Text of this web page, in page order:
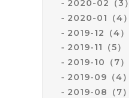
2020-02（3）
2020-01（4）
2019-12（4）
2019-11（5）
2019-10（7）
2019-09（4）
2019-08（7）